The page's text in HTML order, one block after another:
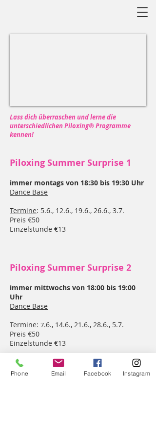
Lass dich überraschen und lerne die
unterschiedlichen Piloxing® Programme
kennen!
Piloxing Summer Surprise 1
immer montags von 18:30 bis 19:30 Uhr
Dance Base
Termine: 5.6., 12.6., 19.6., 26.6., 3.7.
Preis €50
Einzelstunde €13
Piloxing Summer Surprise 2
immer mittwochs von 18:00 bis 19:00
Uhr
Dance Base
Termine: 7.6., 14.6., 21.6., 28.6., 5.7.
Preis €50
Einzelstunde €13
Phone Email Facebook Instagram